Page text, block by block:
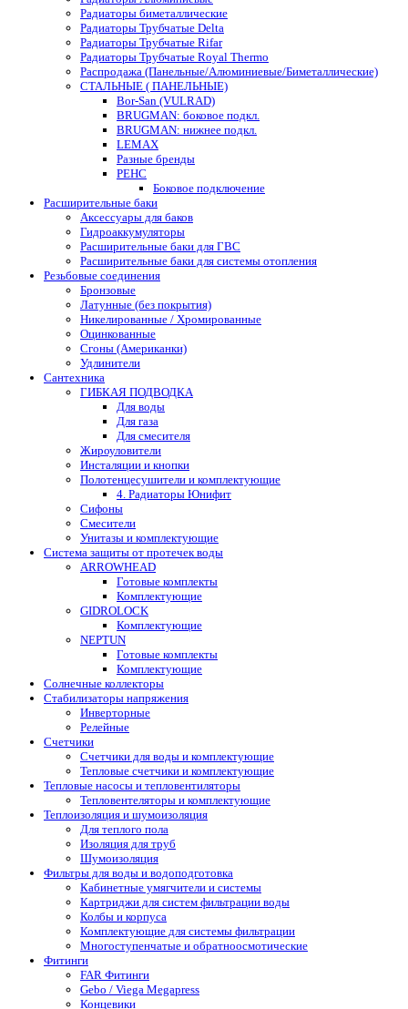
Радиаторы биметаллические
Радиаторы Трубчатые Delta
Радиаторы Трубчатые Rifar
Радиаторы Трубчатые Royal Thermo
Распродажа (Панельные/Алюминиевые/Биметаллические)
СТАЛЬНЫЕ ( ПАНЕЛЬНЫЕ)
Bor-San (VULRAD)
BRUGMAN: боковое подкл.
BRUGMAN: нижнее подкл.
LEMAX
Разные бренды
РЕНС
Боковое подключение
Расширительные баки
Аксессуары для баков
Гидроаккумуляторы
Расширительные баки для ГВС
Расширительные баки для системы отопления
Резьбовые соединения
Бронзовые
Латунные (без покрытия)
Никелированные / Хромированные
Оцинкованные
Сгоны (Американки)
Удлинители
Сантехника
ГИБКАЯ ПОДВОДКА
Для воды
Для газа
Для смесителя
Жироуловители
Инсталяции и кнопки
Полотенцесушители и комплектующие
4. Радиаторы Юнифит
Сифоны
Смесители
Унитазы и комплектующие
Система защиты от протечек воды
ARROWHEAD
Готовые комплекты
Комплектующие
GIDROLOCK
Комплектующие
NEPTUN
Готовые комплекты
Комплектующие
Солнечные коллекторы
Стабилизаторы напряжения
Инверторные
Релейные
Счетчики
Счетчики для воды и комплектующие
Тепловые счетчики и комплектующие
Тепловые насосы и тепловентиляторы
Тепловентеляторы и комплектующие
Теплоизоляция и шумоизоляция
Для теплого пола
Изоляция для труб
Шумоизоляция
Фильтры для воды и водоподготовка
Кабинетные умягчители и системы
Картриджи для систем фильтрации воды
Колбы и корпуса
Комплектующие для системы фильтрации
Многоступенчатые и обратноосмотические
Фитинги
FAR Фитинги
Gebo / Viega Megapress
Концевики